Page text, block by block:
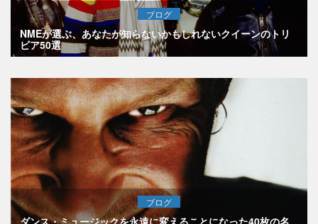
ブログ
NMEが選ぶ、あなたが知らないかもしれないクイーンのトリ
ビア50選
ブログ
ダンス・ミュージックを永遠に変えることになった40枚の名